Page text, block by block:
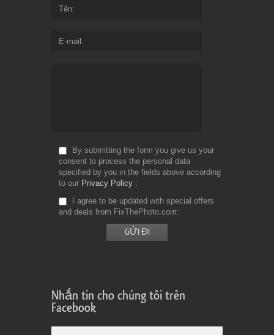
Tên
E-mail
By submitting the form you give us your
consent to process the personal data
specified by you in the fields above according
to our Privacy Policy
I agree to be updated with special offers
and deals from FixThePhoto.com
Nhắn tin cho chúng tôi trên
Facebook